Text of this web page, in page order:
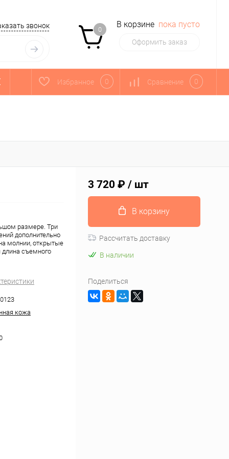
звонок 0
В корзине пока пусто
Оформить заказ
Избранное 0 Сравнение 0
размере. Три
дополнительно
молнии, открытые
съемного
кожа
3 720 ₽ / шт
В корзину
Рассчитать доставку
В наличии
Поделиться